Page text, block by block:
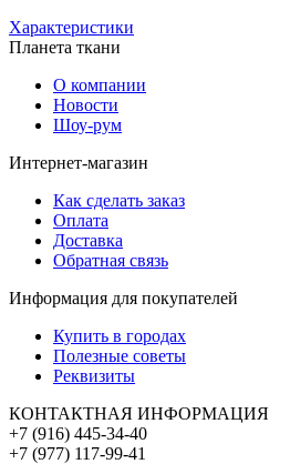
Характеристики
Планета ткани
О компании
Новости
Шоу-рум
Интернет-магазин
Как сделать заказ
Оплата
Доставка
Обратная связь
Информация для покупателей
Купить в городах
Полезные советы
Реквизиты
КОНТАКТНАЯ ИНФОРМАЦИЯ
+7 (916) 445-34-40
+7 (977) 117-99-41